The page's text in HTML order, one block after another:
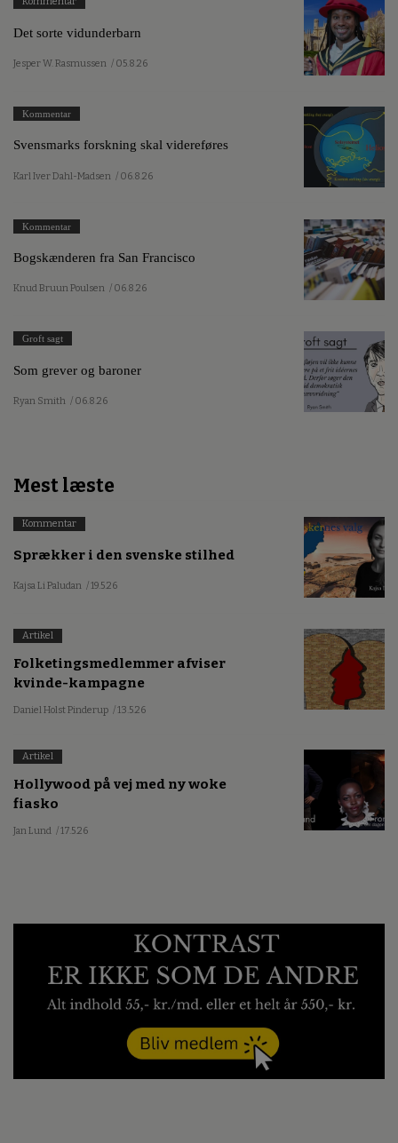
Det sorte vidunderbarn
Jesper W. Rasmussen / 05.8.26
Kommentar
Svensmarks forskning skal videreføres
Karl Iver Dahl-Madsen / 06.8.26
Kommentar
Bogskænderen fra San Francisco
Knud Bruun Poulsen / 06.8.26
Groft sagt
Som grever og baroner
Ryan Smith / 06.8.26
Mest læste
Kommentar
Sprækker i den svenske stilhed
Kajsa Li Paludan / 19.5.26
Artikel
Folketingsmedlemmer afviser
kvinde-kampagne
Daniel Holst Pinderup / 13.5.26
Artikel
Hollywood på vej med ny woke
fiasko
Jan Lund / 17.5.26